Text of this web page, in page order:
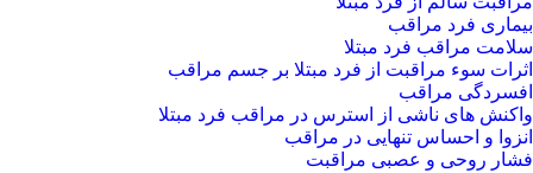
بیماری فرد مراقب
سلامت مراقب فرد مبتلا
اثرات سوء مراقبت از فرد مبتلا بر جسم مراقب
افسردگی مراقب
واکنش های ناشی از استرس در مراقب فرد مبتلا
انزوا و احساس تنهایی در مراقب
فشار روحی و عصبی مراقبت